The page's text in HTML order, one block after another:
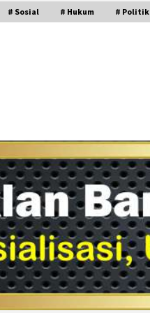
# Sosial # Hukum # Politik